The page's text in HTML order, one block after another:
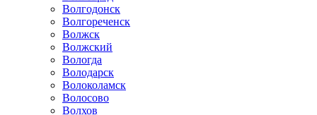
Волгодонск
Волгореченск
Волжск
Волжский
Вологда
Володарск
Волоколамск
Волосово
Волхов